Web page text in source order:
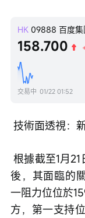
HK 09888 百度
158.700
交易中 01/22 01:52
技術面透視：
根據截至1月21日的數據，百度股價在創出階段新高
後，其面臨的
一阻力位位於
方，第一支持